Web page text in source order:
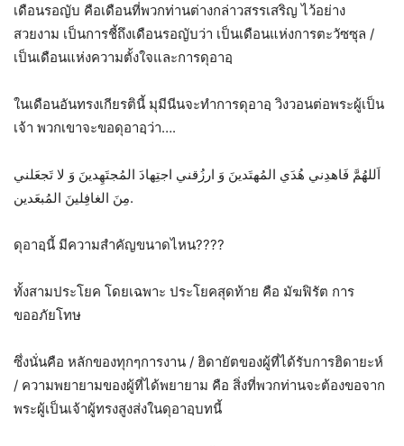
เดือนรอญับ คือเดือนที่พวกท่านต่างกล่าวสรรเสริญ ไว้อย่าง
สวยงาม เป็นการชี้ถึงเดือนรอญับว่า เป็นเดือนแห่งการตะวัซซุล /
เป็นเดือนแห่งความตั้งใจและการดุอาอฺ
ในเดือนอันทรงเกียรตินี้ มุมีนีนจะทำการดุอาอฺ วิงวอนต่อพระผู้เป็น
เจ้า พวกเขาจะขอดุอาอฺว่า….
اَللهُمَّ فَاهدِني هُدَي المُهتَدينَ وَ ارزُقني اجتِهادَ المُجتَهِدينَ وَ لا تَجعَلني
مِنَ الغافِلينَ المُبعَدين.
ดุอาอฺนี้ มีความสำคัญขนาดไหน????
ทั้งสามประโยค โดยเฉพาะ ประโยคสุดท้าย คือ มัฆฟิรัต การ
ขออภัยโทษ
ซึ่งนั่นคือ หลักของทุกๆการงาน / ฮิดายัตของผู้ที่ได้รับการฮิดายะห์
/ ความพยายามของผู้ที่ได้พยายาม คือ สิ่งที่พวกท่านจะต้องขอจาก
พระผู้เป็นเจ้าผู้ทรงสูงส่งในดุอาอฺบทนี้